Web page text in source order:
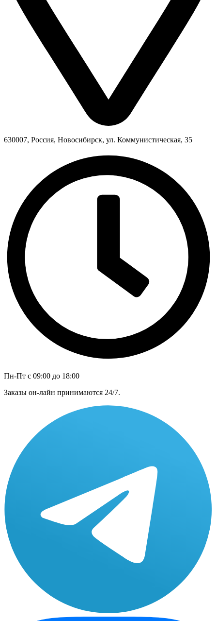
630007, Россия, Новосибирск, ул. Коммунистическая, 35
Пн-Пт с 09:00 до 18:00
Заказы он-лайн принимаются 24/7.